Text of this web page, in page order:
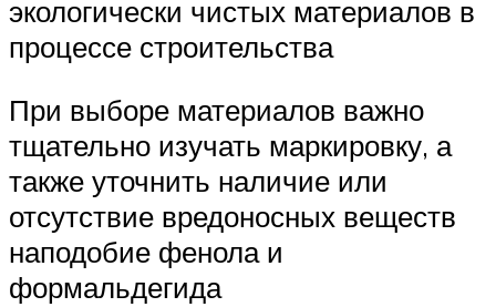
экологически чистых материалов в
процессе строительства
При выборе материалов важно
тщательно изучать маркировку, а
также уточнить наличие или
отсутствие вредоносных веществ
наподобие фенола и
формальдегида